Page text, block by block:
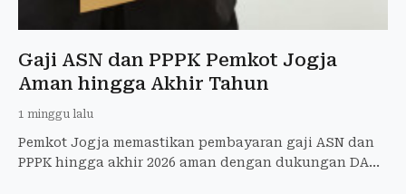
Gaji ASN dan PPPK Pemkot Jogja
Aman hingga Akhir Tahun
1 minggu lalu
Pemkot Jogja memastikan pembayaran gaji ASN dan
PPPK hingga akhir 2026 aman dengan dukungan DAU